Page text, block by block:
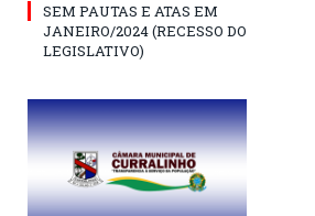
SEM PAUTAS E ATAS EM
JANEIRO/2024 (RECESSO DO
LEGISLATIVO)